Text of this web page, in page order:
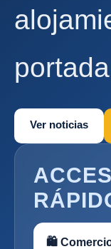
Ver noticias
🛍